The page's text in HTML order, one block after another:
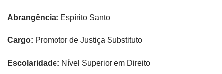
Abrangência: Espírito Santo
Cargo: Promotor de Justiça Substituto
Escolaridade: Nível Superior em Direito